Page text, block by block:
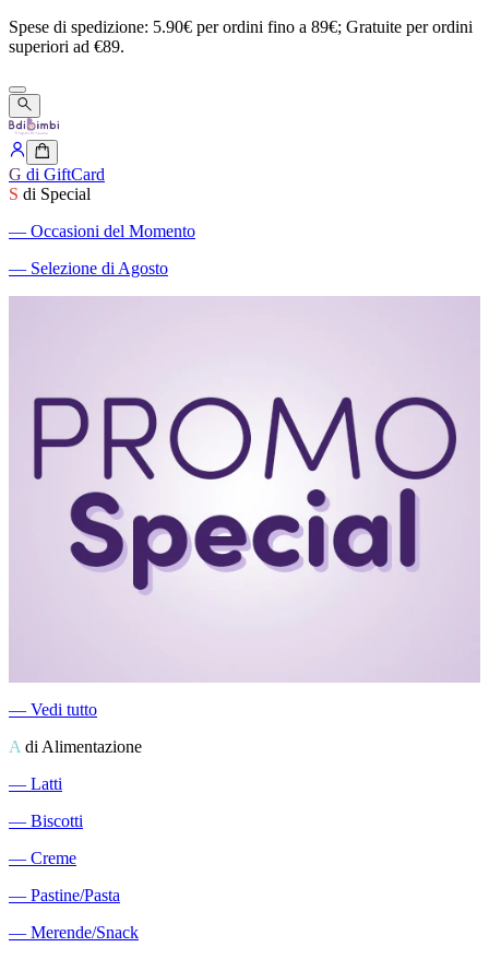
Spese di spedizione: 5.90€ perordini fino a 89€; Gratuite perordini
superiori ad €89.
G di GiftCard
S di Special
― Occasioni del Momento
― Selezione di Agosto
― Vedi tutto
A di Alimentazione
― Latti
― Biscotti
― Creme
― Pastine/Pasta
― Merende/Snack